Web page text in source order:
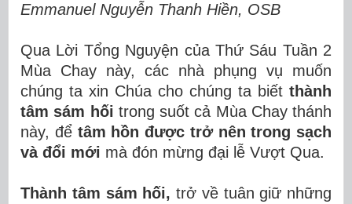
Emmanuel Nguyễn Thanh Hiền, OSB
Qua Lời Tổng Nguyện của Thứ Sáu Tuần 2
Mùa Chay này, các nhà phụng vụ muốn
chúng ta xin Chúa cho chúng ta biết thành
tâm sám hối trong suốt cả Mùa Chay thánh
này, để tâm hồn được trở nên trong sạch
và đổi mới mà đón mừng đại lễ Vượt Qua.
Thành tâm sám hối, trở về tuân giữ những